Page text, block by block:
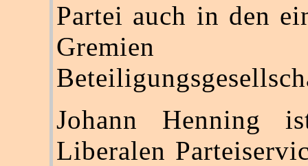
Partei auch in den
Johann Henning
Liberalen